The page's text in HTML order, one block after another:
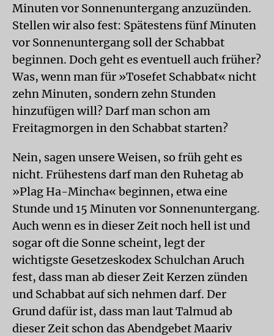
Minuten vor Sonnenuntergang anzuzünden.
Stellen wir also fest: Spätestens fünf Minuten
vor Sonnenuntergang soll der Schabbat
beginnen. Doch geht es eventuell auch früher?
Was, wenn man für »Tosefet Schabbat« nicht
zehn Minuten, sondern zehn Stunden
hinzufügen will? Darf man schon am
Freitagmorgen in den Schabbat starten?
Nein, sagen unsere Weisen, so früh geht es
nicht. Frühestens darf man den Ruhetag ab
»Plag Ha-Mincha« beginnen, etwa eine
Stunde und 15 Minuten vor Sonnenuntergang.
Auch wenn es in dieser Zeit noch hell ist und
sogar oft die Sonne scheint, legt der
wichtigste Gesetzeskodex Schulchan Aruch
fest, dass man ab dieser Zeit Kerzen zünden
und Schabbat auf sich nehmen darf. Der
Grund dafür ist, dass man laut Talmud ab
dieser Zeit schon das Abendgebet Maariv